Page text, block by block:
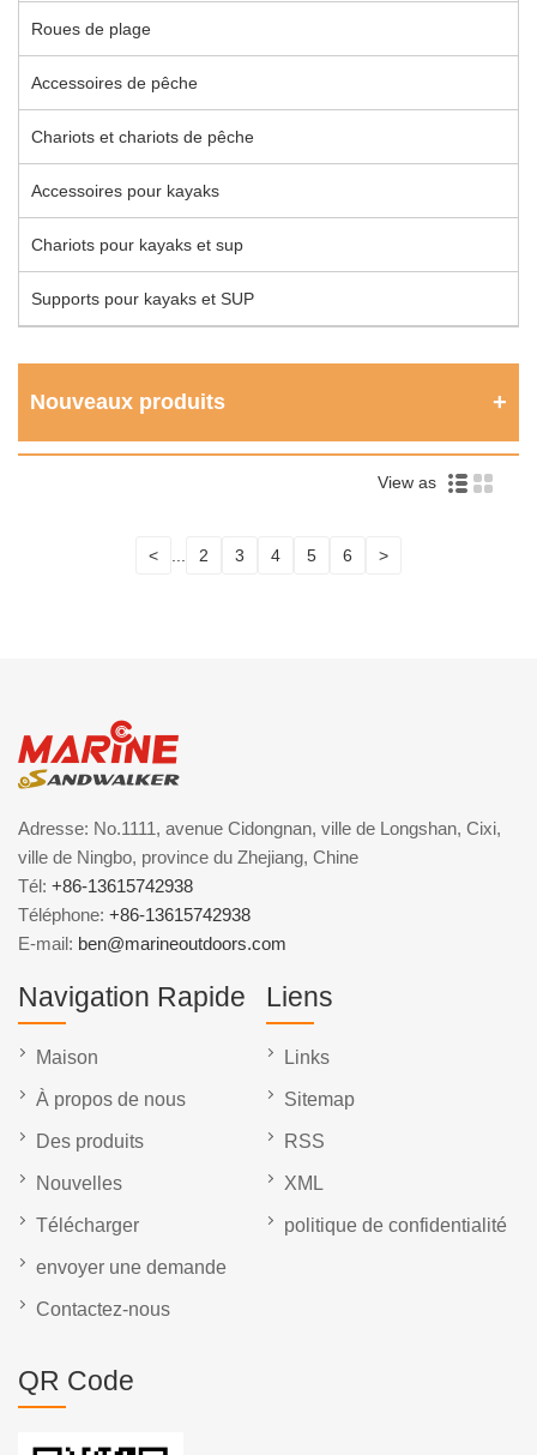
Roues de plage
Accessoires de pêche
Chariots et chariots de pêche
Accessoires pour kayaks
Chariots pour kayaks et sup
Supports pour kayaks et SUP
Nouveaux produits
View as
< ... 2 3 4 5 6 >
Adresse: No.1111, avenue Cidongnan, ville de Longshan, Cixi,
ville de Ningbo, province du Zhejiang, Chine
Tél: +86-13615742938
Téléphone: +86-13615742938
E-mail: ben@marineoutdoors.com
Navigation Rapide
Maison
À propos de nous
Des produits
Nouvelles
Télécharger
envoyer une demande
Contactez-nous
Liens
Links
Sitemap
RSS
XML
politique de confidentialité
QR Code